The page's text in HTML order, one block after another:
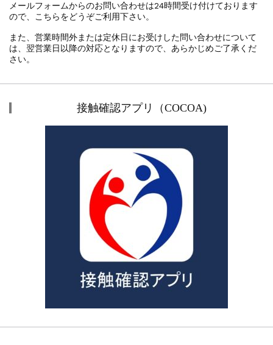
メールフォームからのお問い合わせは24時間受け付けております
ので、こちらをどうぞご利用下さい。
また、営業時間外または定休日にお受けした問い合わせについて
は、翌営業日以降の対応となりますので、あらかじめご了承くだ
さい。
接触確認アプリ（COCOA)